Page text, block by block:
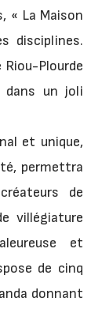
« La Maison
disciplines.
Plourde
dans un joli
et unique,
permettra
de
villégiature
et
de cinq
donnant